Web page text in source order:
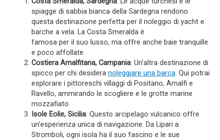
spiagge di sabbia bianca della Sardegna rendono
questa destinazione perfetta per il noleggio di yacht e
barche a vela. La Costa Smeralda è
famosa per il suo lusso, ma offre anche baie tranquille
e poco affollate.
Costiera Amalfitana, Campania: Un’altra destinazione di
spicco per chi desidera noleggiare una barca. Qui potrai
esplorare i pittoreschi villaggi di Positano, Amalfi e
Ravello, ammirando le scogliere e le grotte marine
mozzafiato.
Isole Eolie, Sicilia: Questo arcipelago vulcanico offre
un’esperienza unica di navigazione. Da Lipari a
Stromboli, ogni isola ha il suo fascino e le sue